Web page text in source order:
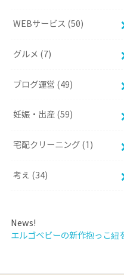
WEBサービス (50)
グルメ (7)
ブログ運営 (49)
妊娠・出産 (59)
宅配クリーニング (1)
考え (34)
News!
エルゴベビーの新作抱っこ紐